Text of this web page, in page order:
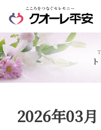
2026年03月